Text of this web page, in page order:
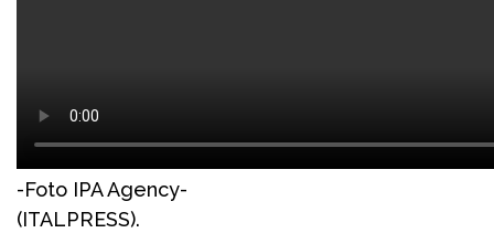
-Foto IPA Agency-
(ITALPRESS).